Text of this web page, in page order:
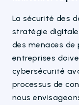
La sécurité des
stratégie digitale
des menaces de
entreprises
cybersécurité
processus de
nous